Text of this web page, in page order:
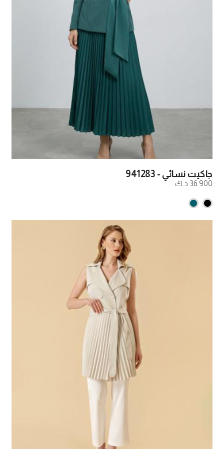
جاكيت نسائي - 941283
36.900 د.ك